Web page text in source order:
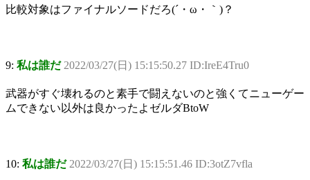
比較対象はファイナルソードだろ(´・ω・｀)？
9: 私は誰だ 2022/03/27(日) 15:15:50.27 ID:IreE4Tru0
武器がすぐ壊れるのと素手で闘えないのと強くてニューゲー
ムできない以外は良かったよゼルダBtoW
10: 私は誰だ 2022/03/27(日) 15:15:51.46 ID:3otZ7vfla